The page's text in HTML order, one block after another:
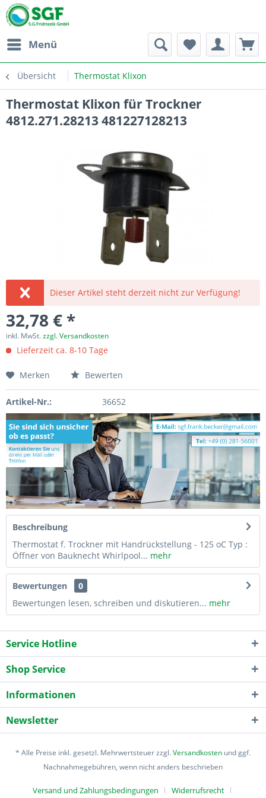
Menü
Übersicht Thermostat Klixon
Thermostat Klixon für Trockner
4812.271.28213 481227128213
Dieser Artikel steht derzeit nicht zur Verfügung!
32,78 € *
inkl. MwSt.zzgl. Versandkosten
Lieferzeit ca. 8-10 Tage
Merken Bewerten
Artikel-Nr.: 36652
Beschreibung
Thermostat f. Trockner mit Handrückstellung - 125 oC Typ :
Öffner von Bauknecht Whirlpool... mehr
Bewertungen
0
Bewertungen lesen, schreiben und diskutieren... mehr
Service Hotline
Shop Service
Informationen
Newsletter
* Alle Preise inkl. gesetzl. Mehrwertsteuer zzgl.Versandkosten und ggf.
Nachnahmegebühren, wenn nicht anders beschrieben
Versand und Zahlungsbedingungen Widerrufsrecht